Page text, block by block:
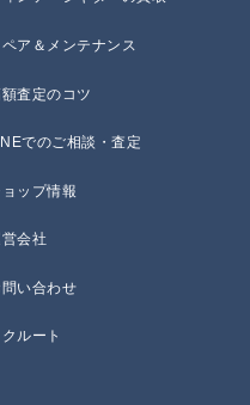
ペア＆メンテナンス
査定のコツ
でのご相談・査定
ョップ情報
会社
問い合わせ
クルート